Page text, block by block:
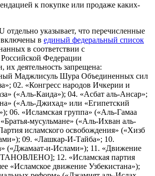
к покупке или продаже каких-
отдельно указывает, что перечисленные
в единый федеральный список
в соответствии с
Российской Федерации
их деятельность запрещена:
Маджлисуль Шура Объединенных сил
02. «Конгресс народов Ичкерии и
(«Аль-Каида»); 04. «Асбат аль-Ансар»;
(«Аль-Джихад» или «Египетский
06. «Исламская группа» («Аль-Гамаа
мусульмане» («Аль-Ихван аль-
исламского освобождения» («Хизб
09. «Лашкар-И-Тайба»; 10.
(«Джамаат-и-Ислами»); 11. «Движение
12. «Исламская партия
«Исламское движение Узбекистана»);